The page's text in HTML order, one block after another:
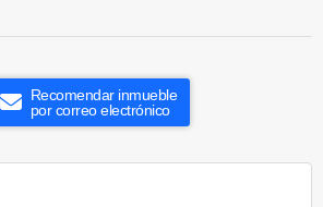
Recomendar inmueble
por correo electrónico